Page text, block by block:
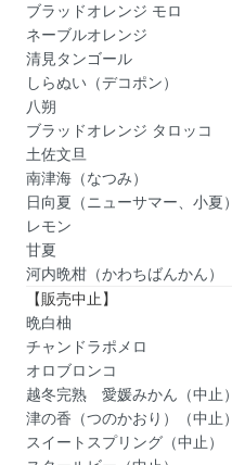
ブラッドオレンジ モロ
ネーブルオレンジ
清見タンゴール
しらぬい（デコポン）
八朔
ブラッドオレンジ タロッコ
土佐文旦
南津海（なつみ）
日向夏（ニューサマー、小夏）
レモン
甘夏
河内晩柑（かわちばんかん）
【販売中止】
晩白柚
チャンドラポメロ
オロブロンコ
越冬完熟 愛媛みかん（中止）
津の香（つのかおり）（中止）
スイートスプリング（中止）